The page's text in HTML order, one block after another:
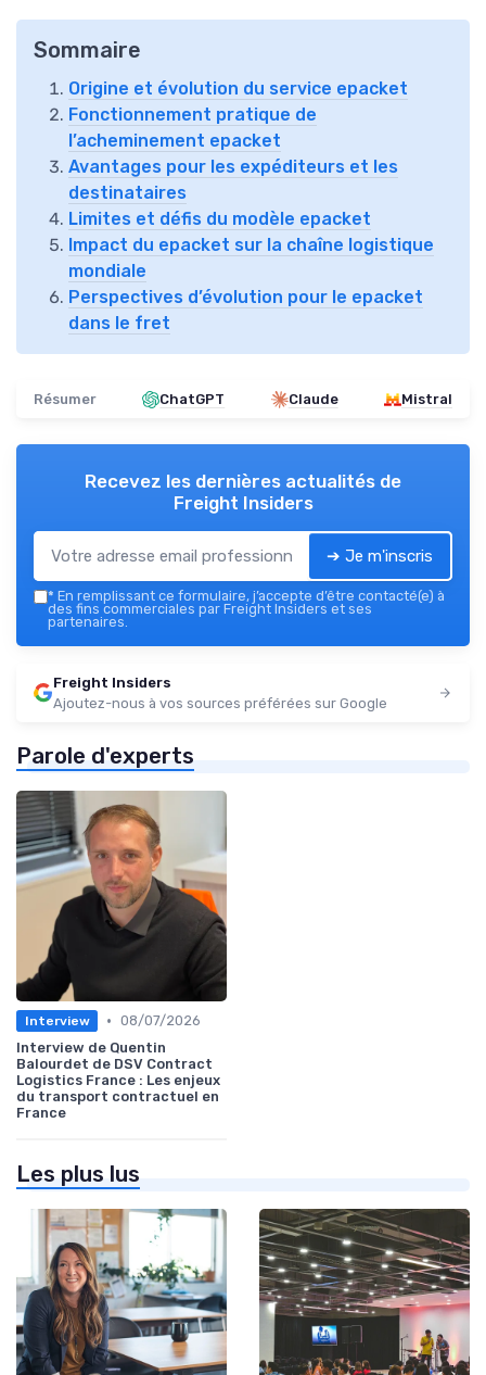
Sommaire
Origine et évolution du service epacket
Fonctionnement pratique de
l’acheminement epacket
Avantages pour les expéditeurs et les
destinataires
Limites et défis du modèle epacket
Impact du epacket sur la chaîne logistique
mondiale
Perspectives d’évolution pour le epacket
dans le fret
Résumer ChatGPT Claude Mistral
Recevez les dernières actualités de
Freight Insiders
➔ Je m'inscris
* En remplissant ce formulaire, j’accepte d’être contacté(e) à
des fins commerciales par Freight Insiders et ses
partenaires.
Freight Insiders
Ajoutez-nous à vos sources préférées sur Google
Parole d'experts
Interview • 08/07/2026
Interview de Quentin
Balourdet de DSV Contract
Logistics France : Les enjeux
du transport contractuel en
France
Les plus lus